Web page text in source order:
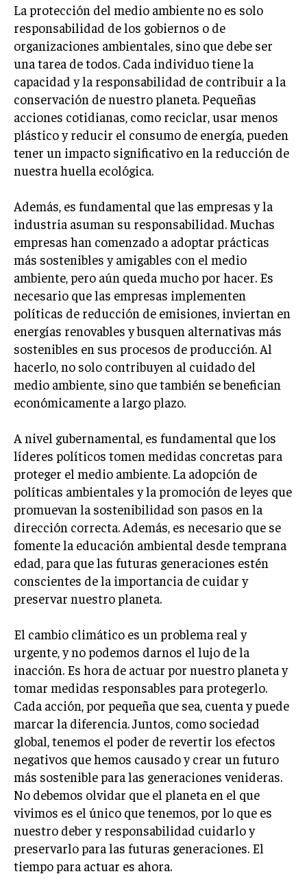
AGENCIAS DE MARKETING
AGENCIAS DE POSICIONAMIENTO WEB SEO
VENTA DE ENLACES
MARKETING DIGITAL
PUBLICIDAD
VENTAS Y PERSUASIÓN
GESTIÓN DE PRODUCTOS
COMUNICACIÓN CORPORATIVA
GESTIÓN DE MARCA
INVESTIGACIÓN DE MERCADO
ANÁLISIS DE COMPETENCIA
GESTIÓN DE CLIENTES
EMPRENDIMIENTO
INNOVACIÓN EMPRESARIAL
GESTIÓN DEL CAMBIO
LIDERAZGO
EMPRENDIMIENTO
PLANIFICACIÓN EMPRESARIAL
FINANZAS
FINANZAS Y CONTABILIDAD
GESTIÓN DE RECURSOS FINANCIEROS
INVERSIONES Y MERCADOS FINANCIEROS
CONTABILIDAD EMPRESARIAL
ECONOMÍA EMPRESARIAL
INTERNACIONAL
NEGOCIOS INTERNACIONALES
COMERCIO INTERNACIONAL
EXPANSIÓN GLOBAL
IMPORTACIÓN Y EXPORTACIÓN
ALIANZAS ESTRATÉGICAS
TECNOLOGIA
SOSTENIBILIDAD Y MEDIO AMBIENTE
GESTIÓN DE LA INNOVACIÓN TECNOLÓGICA
La protección del medio ambiente no es solo
responsabilidad de los gobiernos o de
organizaciones ambientales, sino que debe ser
una tarea de todos. Cada individuo tiene la
capacidad y la responsabilidad de contribuir a la
conservación de nuestro planeta. Pequeñas
acciones cotidianas, como reciclar, usar menos
plástico y reducir el consumo de energía, pueden
tener un impacto significativo en la reducción de
nuestra huella ecológica.
Además, es fundamental que las empresas y la
industria asuman su responsabilidad. Muchas
empresas han comenzado a adoptar prácticas
más sostenibles y amigables con el medio
ambiente, pero aún queda mucho por hacer. Es
necesario que las empresas implementen
políticas de reducción de emisiones, inviertan en
energías renovables y busquen alternativas más
sostenibles en sus procesos de producción. Al
hacerlo, no solo contribuyen al cuidado del
medio ambiente, sino que también se benefician
económicamente a largo plazo.
A nivel gubernamental, es fundamental que los
líderes políticos tomen medidas concretas para
proteger el medio ambiente. La adopción de
políticas ambientales y la promoción de leyes que
promuevan la sostenibilidad son pasos en la
dirección correcta. Además, es necesario que se
fomente la educación ambiental desde temprana
edad, para que las futuras generaciones estén
conscientes de la importancia de cuidar y
preservar nuestro planeta.
El cambio climático es un problema real y
urgente, y no podemos darnos el lujo de la
inacción. Es hora de actuar por nuestro planeta y
tomar medidas responsables para protegerlo.
Cada acción, por pequeña que sea, cuenta y puede
marcar la diferencia. Juntos, como sociedad
global, tenemos el poder de revertir los efectos
negativos que hemos causado y crear un futuro
más sostenible para las generaciones venideras.
No debemos olvidar que el planeta en el que
vivimos es el único que tenemos, por lo que es
nuestro deber y responsabilidad cuidarlo y
preservarlo para las futuras generaciones. El
tiempo para actuar es ahora.